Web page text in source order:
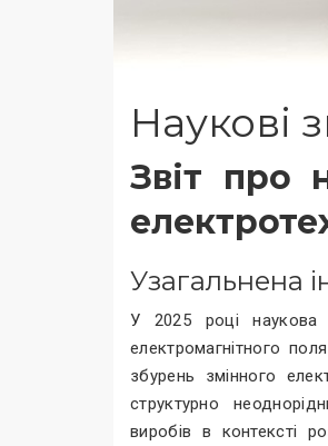
Наукові
Звіт про
Узагальнена
У 2025 році наукова
електромагнітного
збурень змінного
структурно
виробів в контексті